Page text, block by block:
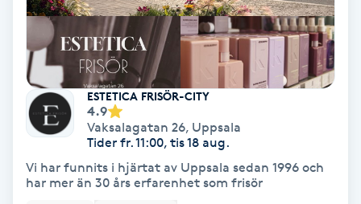
Fransförlängning Volym
Fransk manikyr
Fransrengöring
ESTETICA FRISÖR-CITY
4.9
Vaksalagatan 26, Uppsala
Tider fr. 11:00, tis 18 aug.
Vi har funnits i hjärtat av Uppsala sedan 1996 och
har mer än 30 års erfarenhet som frisör